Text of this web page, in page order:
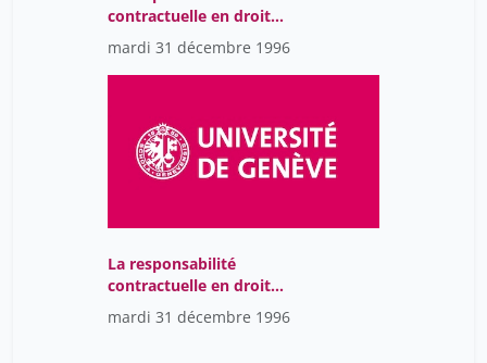
contractuelle en droit
français
mardi 31 décembre 1996
La responsabilité
contractuelle en droit
français
mardi 31 décembre 1996